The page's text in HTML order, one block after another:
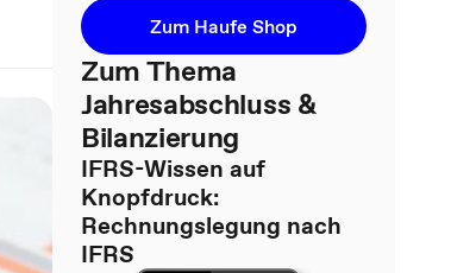
Zum Haufe Shop
Zum Thema
Jahresabschluss &
Bilanzierung
IFRS-Wissen auf
Knopfdruck:
Rechnungslegung nach
IFRS